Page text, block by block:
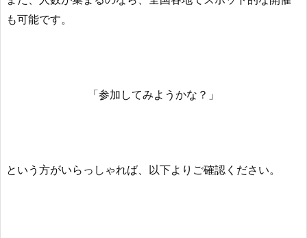
も可能です。
「参加してみようかな？」
という方がいらっしゃれば、以下よりご確認ください。